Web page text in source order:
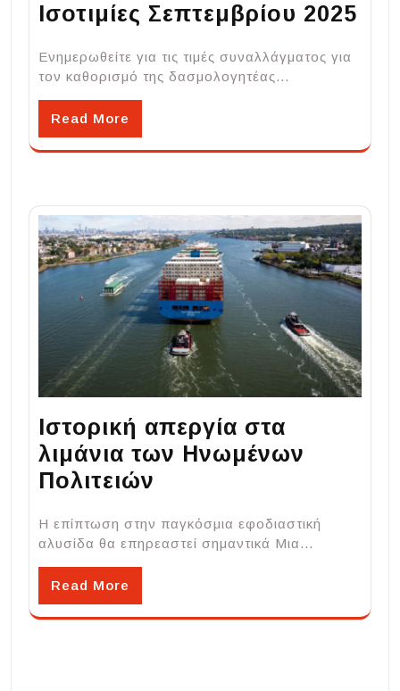
Ισοτιμίες Σεπτεμβρίου 2025
Ενημερωθείτε για τις τιμές συναλλάγματος για
τον καθορισμό της δασμολογητέας…
Read More
Ιστορική απεργία στα
λιμάνια των Ηνωμένων
Πολιτειών
Η επίπτωση στην παγκόσμια εφοδιαστική
αλυσίδα θα επηρεαστεί σημαντικά Μια…
Read More